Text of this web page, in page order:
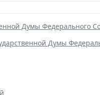
Думы Федерального
Думы